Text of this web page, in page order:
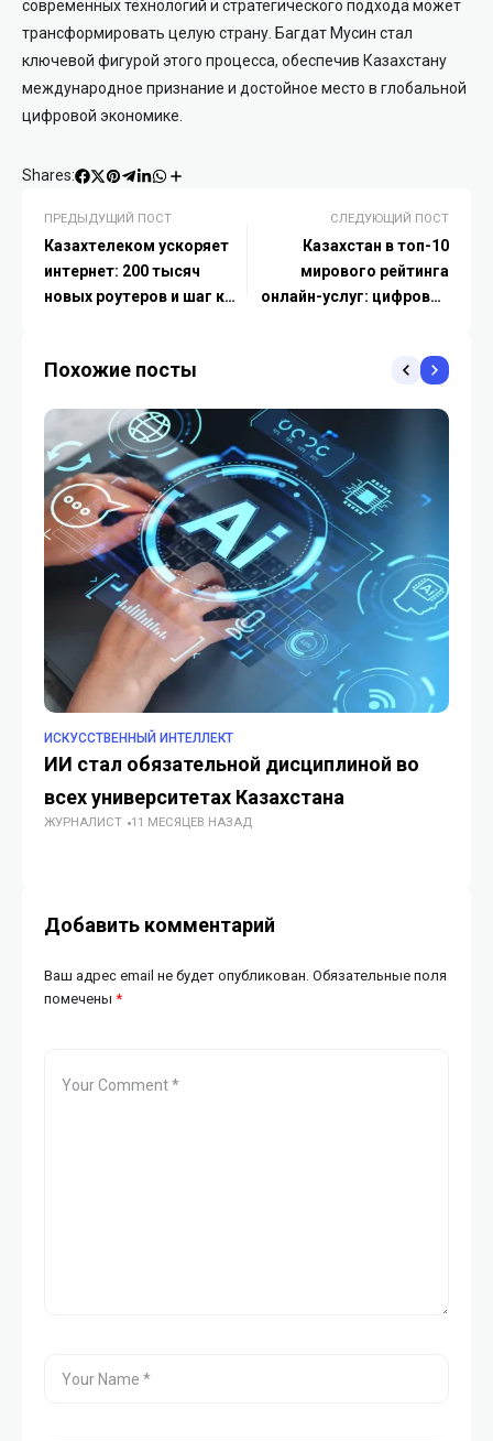
современных технологий и стратегического подхода может
трансформировать целую страну. Багдат Мусин стал
ключевой фигурой этого процесса, обеспечив Казахстану
международное признание и достойное место в глобальной
цифровой экономике.
Shares:
ПРЕДЫДУЩИЙ ПОСТ
Казахтелеком ускоряет
интернет: 200 тысяч
новых роутеров и шаг к
СЛЕДУЮЩИЙ ПОСТ
Казахстан в топ-10
мирового рейтинга
онлайн-услуг: цифровой
Похожие посты
ИСКУССТВЕННЫЙ ИНТЕЛЛЕКТ
ИИ стал обязательной дисциплиной во
всех университетах Казахстана
ЖУРНАЛИСТ 11 МЕСЯЦЕВ НАЗАД
Добавить комментарий
Ваш адрес email не будет опубликован. Обязательные поля
помечены *